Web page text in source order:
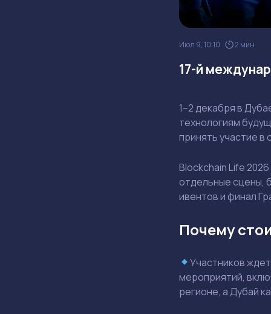
Июл 9, 10:10 2 мин
17-й
1–2 декабря в
технологиям
принять участие в
Blockchain Life
отдельные сцены,
ивентов и финал
Почему
Участников
мероприятий,
регионе, а Дубай